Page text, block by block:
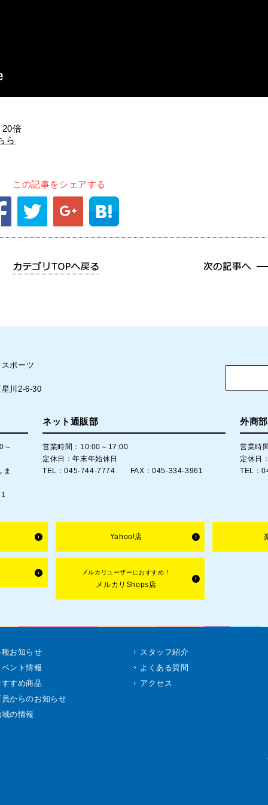
20倍
ら
この記事をシェアする
ポーツ
川2-6-30
～
ま
ネット通販部
営業時間：10:00～17:00
定休日：年末年始休日
TEL：045-744-7774 FAX：045-334-3961
外商
営業時
定休日
TEL：
Yahoo!店
メルカリユーザーにおすすめ！
メルカリShops店
種お知らせ
ベント情報
すすめ商品
員からのお知らせ
の情報
スタッフ紹介
よくある質問
アクセス